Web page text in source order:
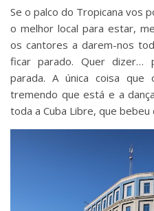
Se o palco do Tropicana vos
o melhor local para estar,
os cantores a darem-nos
ficar parado. Quer dizer…
parada. A única coisa
tremendo que está e a
toda a Cuba Libre, que bebeu